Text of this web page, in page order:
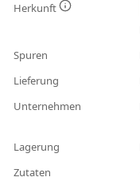
Herkunft
Spuren
Lieferung
Unternehmen
Lagerung
Zutaten